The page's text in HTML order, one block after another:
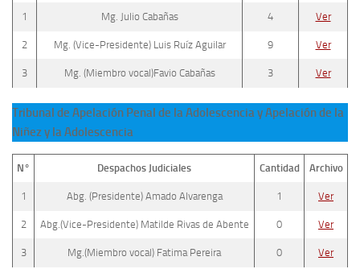
1 Mg. Julio Cabañas 4 Ver
2 Mg. (Vice-Presidente) Luis Ruíz Aguilar 9 Ver
3 Mg. (Miembro vocal)Favio Cabañas 3 Ver
Tribunal de Apelación Penal de la Adolescencia y Apelación de la
Niñez y la Adolescencia
N° Despachos Judiciales Cantidad Archivo
1 Abg. (Presidente) Amado Alvarenga 1 Ver
2 Abg.(Vice-Presidente) Matilde Rivas de Abente 0 Ver
3 Mg.(Miembro vocal) Fatima Pereira 0 Ver